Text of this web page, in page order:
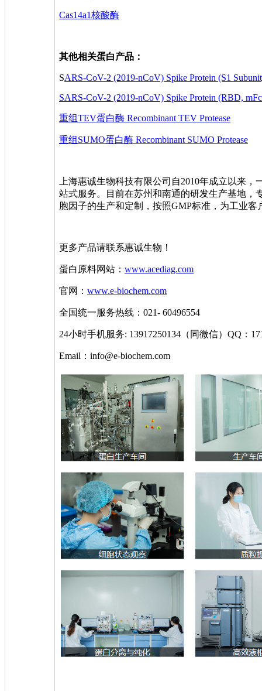
Cas14a1核酸酶
其他相关蛋白产品：
SARS-CoV-2 (2019-nCoV) Spike Protein (S1
SARS-CoV-2 (2019-nCoV) Spike Protein (RBD,
重组TEV蛋白酶 Recombinant TEV Protease
重组SUMO蛋白酶 Recombinant SUMO Protease
上海惠诚生物科技有限公司自2010年成立以来
站式服务。目前在苏州和南通的研发生产基地，
胞因子的生产和定制，按照GMP标准，为工业客
更多产品请联系惠诚生物！
蛋白原料网站： www.acediag.com
官网： www.e-biochem.com
全国统一服务热线：021- 60496554
24小时手机服务: 13917250134（同微信）QQ：
Email：info@e-biochem.com